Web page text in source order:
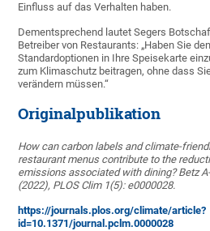
Einfluss auf das Verhalten haben.
Dementsprechend lautet Segers
Betreiber von Restaurants: „Haben Sie
Standardoptionen in Ihre Speisekarte
zum Klimaschutz beitragen, ohne dass
verändern müssen.“
Originalpublikation
How can carbon labels and climate-
restaurant menus contribute to the
emissions associated with dining? Betz
(2022), PLOS Clim 1(5): e0000028.
https://journals.plos.org/climate/article?
id=10.1371/journal.pclm.0000028